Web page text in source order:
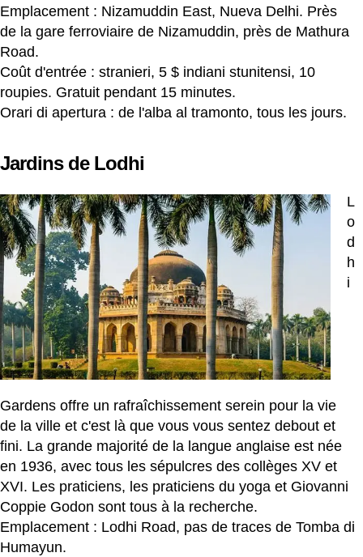
Emplacement : Nizamuddin East, Nueva Delhi. Près
de la gare ferroviaire de Nizamuddin, près de Mathura
Road.
Coût d'entrée : stranieri, 5 $ indiani stunitensi, 10
roupies. Gratuit pendant 15 minutes.
Orari di apertura : de l'alba al tramonto, tous les jours.
Jardins de Lodhi
L
o
d
h
i
Gardens offre un rafraîchissement serein pour la vie
de la ville et c'est là que vous vous sentez debout et
fini. La grande majorité de la langue anglaise est née
en 1936, avec tous les sépulcres des collèges XV et
XVI. Les praticiens, les praticiens du yoga et Giovanni
Coppie Godon sont tous à la recherche.
Emplacement : Lodhi Road, pas de traces de Tomba di
Humayun.